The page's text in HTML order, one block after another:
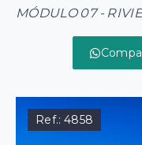
MÓDULO 07 -
Ref.:4858